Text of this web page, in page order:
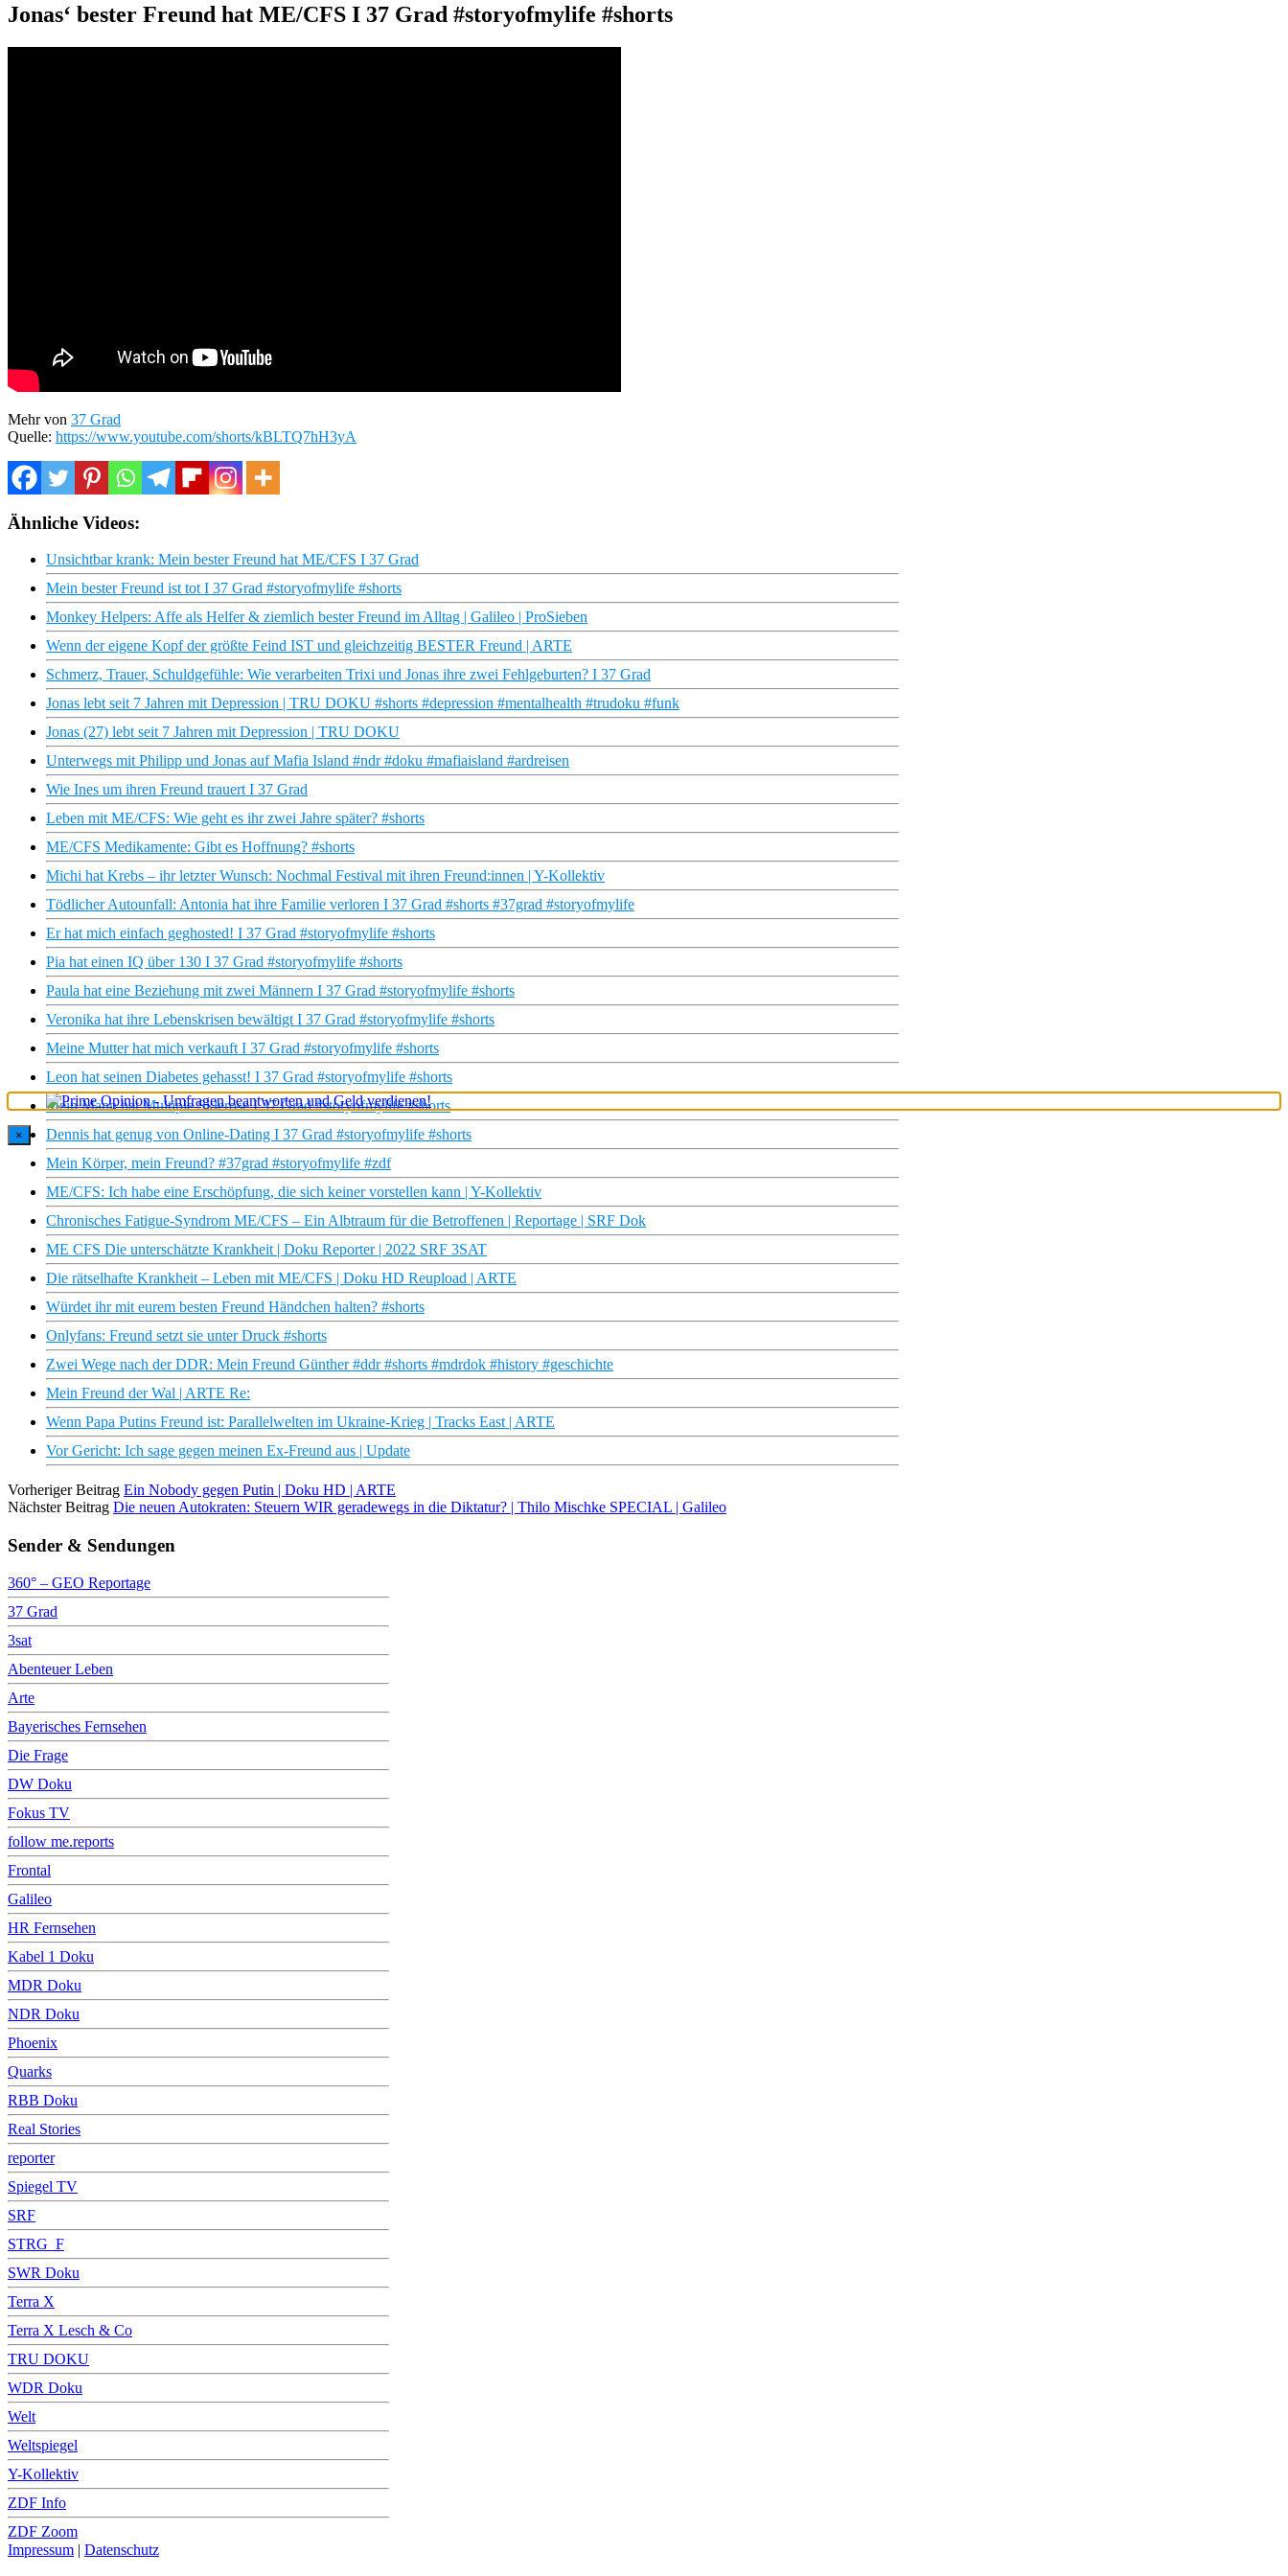
Jonas‘ bester Freund hat ME/CFS I 37 Grad #storyofmylife #shorts
Mehr von 37 Grad
Quelle: https://www.youtube.com/shorts/kBLTQ7hH3yA
Ähnliche Videos:
Unsichtbar krank: Mein bester Freund hat ME/CFS I 37 Grad
Mein bester Freund ist tot I 37 Grad #storyofmylife #shorts
Monkey Helpers: Affe als Helfer & ziemlich bester Freund im Alltag | Galileo | ProSieben
Wenn der eigene Kopf der größte Feind IST und gleichzeitig BESTER Freund | ARTE
Schmerz, Trauer, Schuldgefühle: Wie verarbeiten Trixi und Jonas ihre zwei Fehlgeburten? I 37 Grad
Jonas lebt seit 7 Jahren mit Depression | TRU DOKU #shorts #depression #mentalhealth #trudoku #funk
Jonas (27) lebt seit 7 Jahren mit Depression | TRU DOKU
Unterwegs mit Philipp und Jonas auf Mafia Island #ndr #doku #mafiaisland #ardreisen
Wie Ines um ihren Freund trauert I 37 Grad
Leben mit ME/CFS: Wie geht es ihr zwei Jahre später? #shorts
ME/CFS Medikamente: Gibt es Hoffnung? #shorts
Michi hat Krebs – ihr letzter Wunsch: Nochmal Festival mit ihren Freund:innen | Y-Kollektiv
Tödlicher Autounfall: Antonia hat ihre Familie verloren I 37 Grad #shorts #37grad #storyofmylife
Er hat mich einfach geghosted! I 37 Grad #storyofmylife #shorts
Pia hat einen IQ über 130 I 37 Grad #storyofmylife #shorts
Paula hat eine Beziehung mit zwei Männern I 37 Grad #storyofmylife #shorts
Veronika hat ihre Lebenskrisen bewältigt I 37 Grad #storyofmylife #shorts
Meine Mutter hat mich verkauft I 37 Grad #storyofmylife #shorts
Leon hat seinen Diabetes gehasst! I 37 Grad #storyofmylife #shorts
Mein Mann hat Multiple Sklerose I 37 Grad #storyofmylife #shorts
Dennis hat genug von Online-Dating I 37 Grad #storyofmylife #shorts
Mein Körper, mein Freund? #37grad #storyofmylife #zdf
ME/CFS: Ich habe eine Erschöpfung, die sich keiner vorstellen kann | Y-Kollektiv
Chronisches Fatigue-Syndrom ME/CFS – Ein Albtraum für die Betroffenen | Reportage | SRF Dok
ME CFS Die unterschätzte Krankheit | Doku Reporter | 2022 SRF 3SAT
Die rätselhafte Krankheit – Leben mit ME/CFS | Doku HD Reupload | ARTE
Würdet ihr mit eurem besten Freund Händchen halten? #shorts
Onlyfans: Freund setzt sie unter Druck #shorts
Zwei Wege nach der DDR: Mein Freund Günther #ddr #shorts #mdrdok #history #geschichte
Mein Freund der Wal | ARTE Re:
Wenn Papa Putins Freund ist: Parallelwelten im Ukraine-Krieg | Tracks East | ARTE
Vor Gericht: Ich sage gegen meinen Ex-Freund aus | Update
Vorheriger Beitrag Ein Nobody gegen Putin | Doku HD | ARTE
Nächster Beitrag Die neuen Autokraten: Steuern WIR geradewegs in die Diktatur? | Thilo Mischke SPECIAL | Galileo
Sender & Sendungen
360° – GEO Reportage
37 Grad
3sat
Abenteuer Leben
Arte
Bayerisches Fernsehen
Die Frage
DW Doku
Fokus TV
follow me.reports
Frontal
Galileo
HR Fernsehen
Kabel 1 Doku
MDR Doku
NDR Doku
Phoenix
Quarks
RBB Doku
Real Stories
reporter
Spiegel TV
SRF
STRG_F
SWR Doku
Terra X
Terra X Lesch & Co
TRU DOKU
WDR Doku
Welt
Weltspiegel
Y-Kollektiv
ZDF Info
ZDF Zoom
Impressum | Datenschutz
×